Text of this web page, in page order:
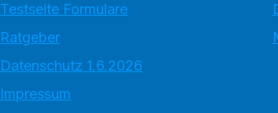
Testseite Formulare
Ratgeber
Datenschutz 1.6.2026
Impressum